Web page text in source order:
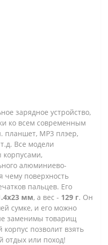
зарядное устройство,
ко всем современным
планшет, МР3 плэер,
Все модели
алюминиево-
чему поверхность
пальцев. Его
мм, а вес - 129 г. Он
сумке, и его можно
заменимы товарищ
позволит взять
отдых или поход!